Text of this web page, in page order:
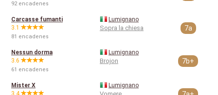
92 encadenes
Carcasse fumanti
3.1
81 encadenes
Lumignano
Sopra la chiesa 7a
Nessun dorma
3.6
61 encadenes
Lumignano
Brojon 7b+
Mister X
3.4
Lumignano